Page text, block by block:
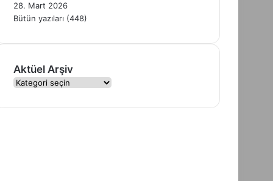
28. Mart 2026
Bütün yazıları (448)
Aktüel Arşiv
A
t